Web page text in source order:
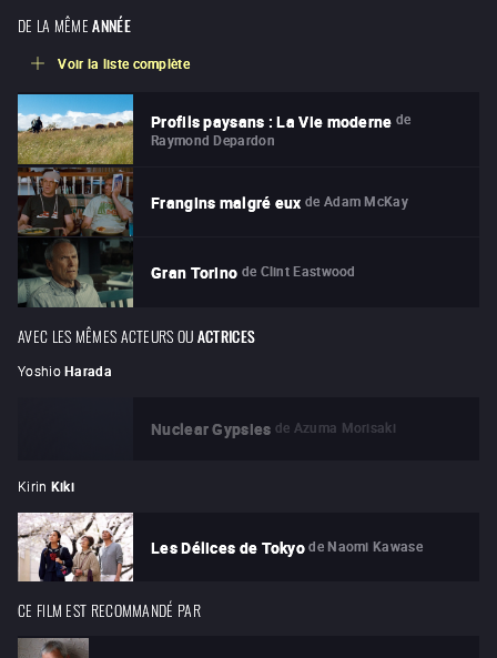
DE LA MÊME ANNÉE
Voir la liste complète
Profils paysans : La Vie moderne de
Raymond Depardon
Frangins malgré eux de Adam McKay
Gran Torino de Clint Eastwood
AVEC LES MÊMES ACTEURS OUACTRICES
Yoshio Harada
Nuclear Gypsies de Azuma Morisaki
Kirin Kiki
Les Délices de Tokyo de Naomi Kawase
CE FILM EST RECOMMANDÉ PAR